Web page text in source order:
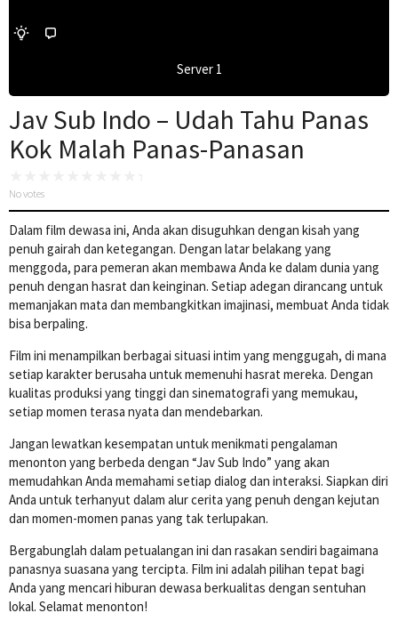
Server 1
Jav Sub Indo – Udah Tahu Panas
Kok Malah Panas-Panasan
No votes
Dalam film dewasa ini, Anda akan disuguhkan dengan kisah yang
penuh gairah dan ketegangan. Dengan latar belakang yang
menggoda, para pemeran akan membawa Anda ke dalam dunia yang
penuh dengan hasrat dan keinginan. Setiap adegan dirancang untuk
memanjakan mata dan membangkitkan imajinasi, membuat Anda tidak
bisa berpaling.
Film ini menampilkan berbagai situasi intim yang menggugah, di mana
setiap karakter berusaha untuk memenuhi hasrat mereka. Dengan
kualitas produksi yang tinggi dan sinematografi yang memukau,
setiap momen terasa nyata dan mendebarkan.
Jangan lewatkan kesempatan untuk menikmati pengalaman
menonton yang berbeda dengan “Jav Sub Indo” yang akan
memudahkan Anda memahami setiap dialog dan interaksi. Siapkan diri
Anda untuk terhanyut dalam alur cerita yang penuh dengan kejutan
dan momen-momen panas yang tak terlupakan.
Bergabunglah dalam petualangan ini dan rasakan sendiri bagaimana
panasnya suasana yang tercipta. Film ini adalah pilihan tepat bagi
Anda yang mencari hiburan dewasa berkualitas dengan sentuhan
lokal. Selamat menonton!